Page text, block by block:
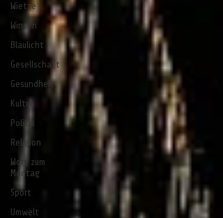
Wietze
Winsen
Blaulicht
Gesellschaft
Gesundheit
Kultur
Politik
Religion
Wort zum
Montag
Sport
Umwelt